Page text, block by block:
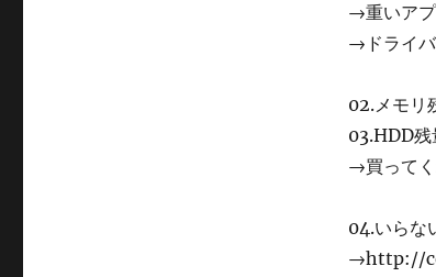
→重いア
→ドライ
02.メモリ
03.HDD残
→買ってく
04.いらな
→http://